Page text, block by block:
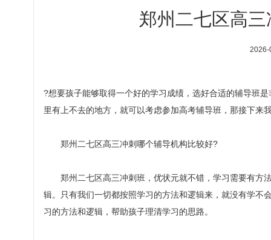
郑州二七区高
2026-
?想要孩子能够取得一个好的学习成绩，选好合适的辅导班
里有上不去的地方，就可以考虑参加高考辅导班，那接下来
郑州二七区高三冲刺哪个辅导机构比较好?
郑州二七区高三冲刺班，优状元就不错，学习需要有方
辑。只有我们一切都按照学习的方法和逻辑来，就没有学不
习的方法和逻辑，帮助孩子理清学习的思路。